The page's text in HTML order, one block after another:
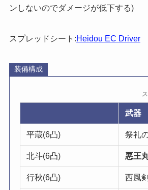
ンしないのでダメージが低下する)
スプレッドシート:Heidou EC Driver
装備構成
武器
平蔵(6凸) 祭礼
北斗(6凸) 悪王
行秋(6凸) 西風